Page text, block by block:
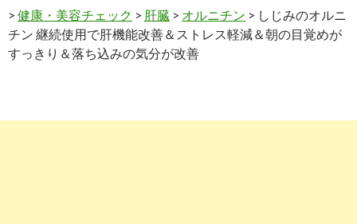
> 健康・美容チェック > 肝臓 > オルニチン > しじみのオルニ
チン 継続使用で肝機能改善＆ストレス軽減＆朝の目覚めが
すっきり＆落ち込みの気分が改善